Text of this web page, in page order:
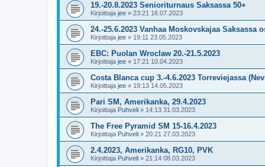
19.-20.8.2023 Senioriturnaus Saksassa 50+
Kirjoittaja jee » 23:21 16.07.2023
24.-25.6.2023 Vanhaa Moskovskajaa Saksassa
Kirjoittaja jee » 19:11 23.05.2023
EBC: Puolan Wroclaw 20.-21.5.2023
Kirjoittaja jee » 17:21 10.04.2023
Costa Blanca cup 3.-4.6.2023 Torreviejassa
Kirjoittaja jee » 19:13 14.05.2023
Pari SM, Amerikanka, 29.4.2023
Kirjoittaja Puhveli » 14:13 31.03.2023
The Free Pyramid SM 15-16.4.2023
Kirjoittaja Puhveli » 20:21 27.03.2023
2.4.2023, Amerikanka, RG10, PVK
Kirjoittaja Puhveli » 21:14 08.03.2023